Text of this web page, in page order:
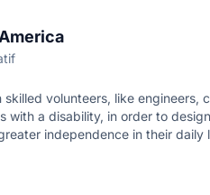
volunteers, like engineers,
with a disability, in order to
independence in their daily